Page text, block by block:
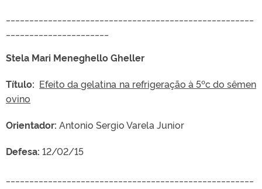
Stela Mari Meneghello Gheller
Título: Efeito da gelatina na refrigeração à 5ºc do sêmen
ovino
Orientador: Antonio Sergio Varela Junior
Defesa: 12/02/15